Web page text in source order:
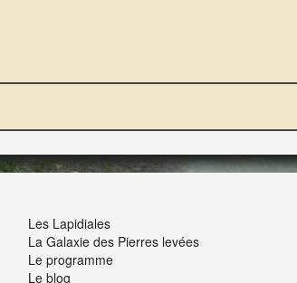
Les Lapidiales
La Galaxie des Pierres levées
Le programme
Le blog